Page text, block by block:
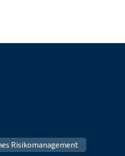
Risikomanagement